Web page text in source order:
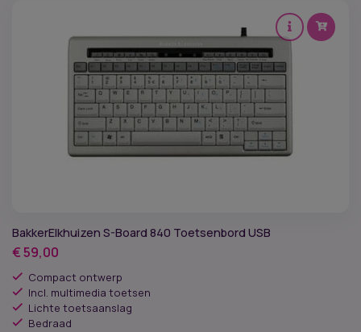
Merken
Kleur zitting
Draaibaar
Hoofdsteun
Rugleuning
BakkerElkhuizen S-Board 840 Toetsenbord USB
€59,00
Compact ontwerp
Incl. multimedia toetsen
Lichte toetsaanslag
Bedraad